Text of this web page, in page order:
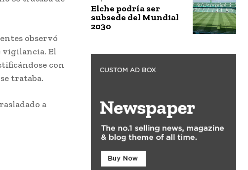
observó
vigilancia. El
con
trataba.
a
Elche podría ser
subsede del Mundial
2030